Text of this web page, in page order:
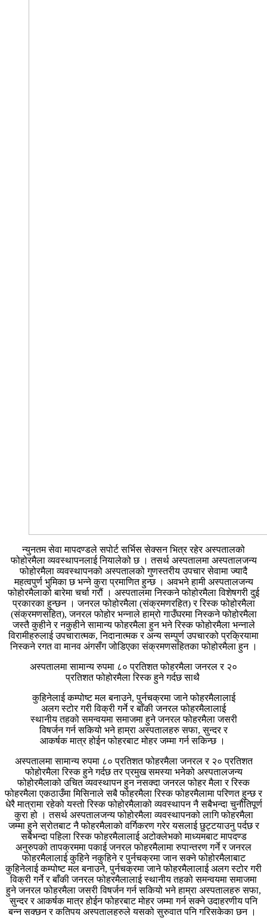
न्युनतम सेवा मापदण्डले सपोर्ट सर्भिस सेक्सन भित्र रहेर अस्पतालको
फोहोरमैला व्यवस्थापनलाई नियालेको छ । तसर्थ अस्पतालमा अस्पतालजन्य
फोहोरमैला व्यवस्थापनको अस्पतालको गुणस्तरीय उपचार सेवामा ज्यादै
महत्वपुर्ण भुमिका छ भन्ने कुरा प्रमाणित हुन्छ । अवभने हामी अस्पतालजन्य
फोहोरमैलाको बारेमा चर्चा गरौं । अस्पतालमा निस्कने फोहोरमैला विशेषगरी दुई
प्रकारका हुन्छन । जनरल फोहोरमैला (संक्रमणरहित) र रिस्क फोहोरमैला
(संक्रमणसहित), जनरल फोहोर भन्नाले हाम्रो गाउँघरमा निस्कने फोहोरमैला
जस्तै कुहीने र नकुहीने सामान्य फोहरमैला हुन भने रिस्क फोहोरमैला भन्नाले
विरामीहरुलाई उपचारात्मक, निदानात्मक र अन्य सम्पुर्ण उपचारको प्रक्रियामा
निस्कने रगत वा मानव अंगसँग जोडिएका संक्रमणसहितका फोहोरमैला हुन ।
अस्पतालमा सामान्य रुपमा ८० प्रतिशत फोहरमैला जनरल र २०
प्रतिशत फोहोरमैला रिस्क हुने गर्दछ साथै
कुहिनेलाई कम्पोष्ट मल बनाउने, पुर्नचक्रमा जाने फोहरमैलालाई
अलग स्टोर गरी विक्री गर्ने र बाँकी जनरल फोहरमैलालाई
स्थानीय तहको समन्वयमा समाजमा हुने जनरल फोहरमैला जसरी
विषर्जन गर्न सकियो भने हाम्रा अस्पतालहरु सफा, सुन्दर र
आकर्षक मात्र होईन फोहरबाट मोहर जम्मा गर्न सकिन्छ ।
अस्पतालमा सामान्य रुपमा ८० प्रतिशत फोहरमैला जनरल र २० प्रतिशत
फोहोरमैला रिस्क हुने गर्दछ तर प्रमुख समस्या भनेको अस्पतालजन्य
फोहोरमैलाको उचित व्यवस्थापन हुन नसक्दा जनरल फोहर मैला र रिस्क
फोहरमैला एकठाउँमा मिसिनाले सबै फोहरमैला रिस्क फोहरमैलामा परिणत हुन्छ र
धेरै मात्रामा रहेको यस्तो रिस्क फोहोरमैलाको व्यवस्थापन नै सबैभन्दा चुनौतिपूर्ण
कुरा हो । तसर्थ अस्पतालजन्य फोहोरमैला व्यवस्थापनको लागि फोहरमैला
जम्मा हुने स्रोतबाट नै फोहरमैलाको वर्गिकरण गरेर यसलाई छुट्टयाउनु पर्दछ र
सबैभन्दा पहिला रिस्क फोहरमैलालाई अटोक्लेभको माध्यमबाट मापदण्ड
अनुरुपको तापक्रममा पकाई जनरल फोहरमैलामा रुपान्तरण गर्ने र जनरल
फोहरमैलालाई कुहिने नकुहिने र पुर्नचक्रमा जान सक्ने फोहोरमैलाबाट
कुहिनेलाई कम्पोष्ट मल बनाउने, पुर्नचक्रमा जाने फोहरमैलालाई अलग स्टोर गरी
विक्री गर्ने र बाँकी जनरल फोहरमैलालाई स्थानीय तहको समन्वयमा समाजमा
हुने जनरल फोहरमैला जसरी विषर्जन गर्न सकियो भने हाम्रा अस्पतालहरु सफा,
सुन्दर र आकर्षक मात्र होईन फोहरबाट मोहर जम्मा गर्न सक्ने उदाहरणीय पनि
बन्न सक्छन र कतिपय अस्पतालहरुले यसको सुरुवात पनि गरिसकेका छन ।